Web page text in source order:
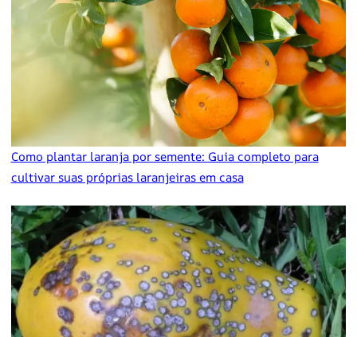
Como plantar laranja por semente: Guia completo para
cultivar suas próprias laranjeiras em casa